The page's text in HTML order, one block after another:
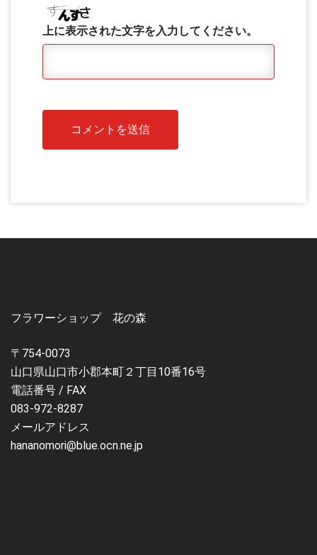
上に表示された文字を入力してください。
フラワーショップ 花の森
〒754-0073
山口県山口市小郡本町２丁目10番16号
電話番号 / FAX
083-972-8287
メールアドレス
hananomori@blue.ocn.ne.jp